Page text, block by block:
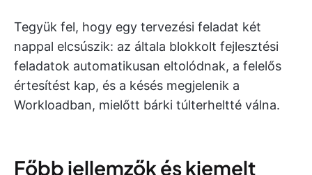
Tegyük fel, hogy egy tervezési feladat két
nappal elcsúszik: az általa blokkolt fejlesztési
feladatok automatikusan eltolódnak, a felelős
értesítést kap, és a késés megjelenik a
Workloadban, mielőtt bárki túlterheltté válna.
Főbb jellemzők és kiemelt